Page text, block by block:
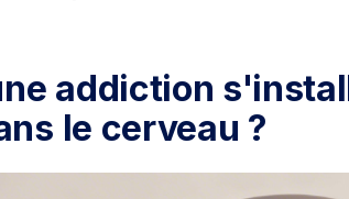
addiction
le cerveau ?